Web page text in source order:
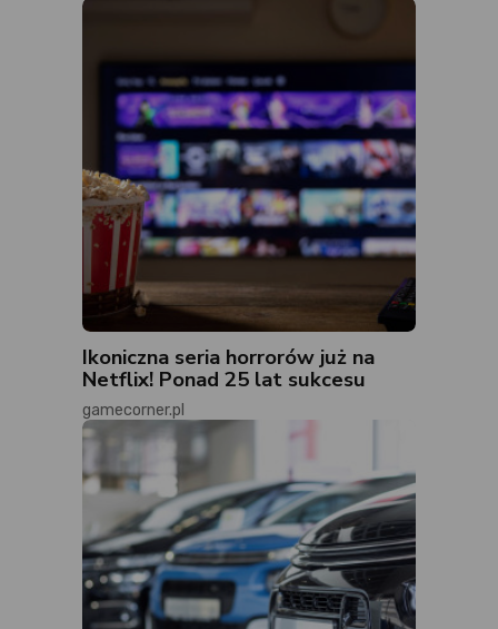
Ikoniczna seria horrorów już na
Netflix! Ponad 25 lat sukcesu
gamecorner.pl